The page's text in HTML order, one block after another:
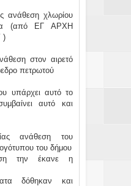
ανάθεση χλωρίου
(από ΕΓ ΑΡΧΗ
)
στον αιρετό
πετρωτού
υπάρχει αυτό το
αυτό και
ανάθεση του
του δήμου
την έκανε η
δόθηκαν και